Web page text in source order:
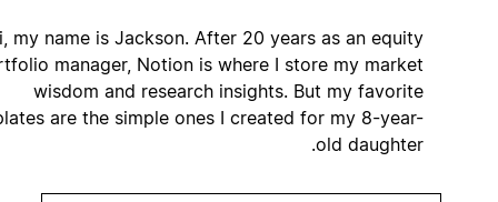
Hi, my name is Jackson. After 20 years as an equity
portfolio manager, Notion is where I store my market
wisdom and research insights. But my favorite
templates are the simple ones I created for my 8-year-
old daughter.